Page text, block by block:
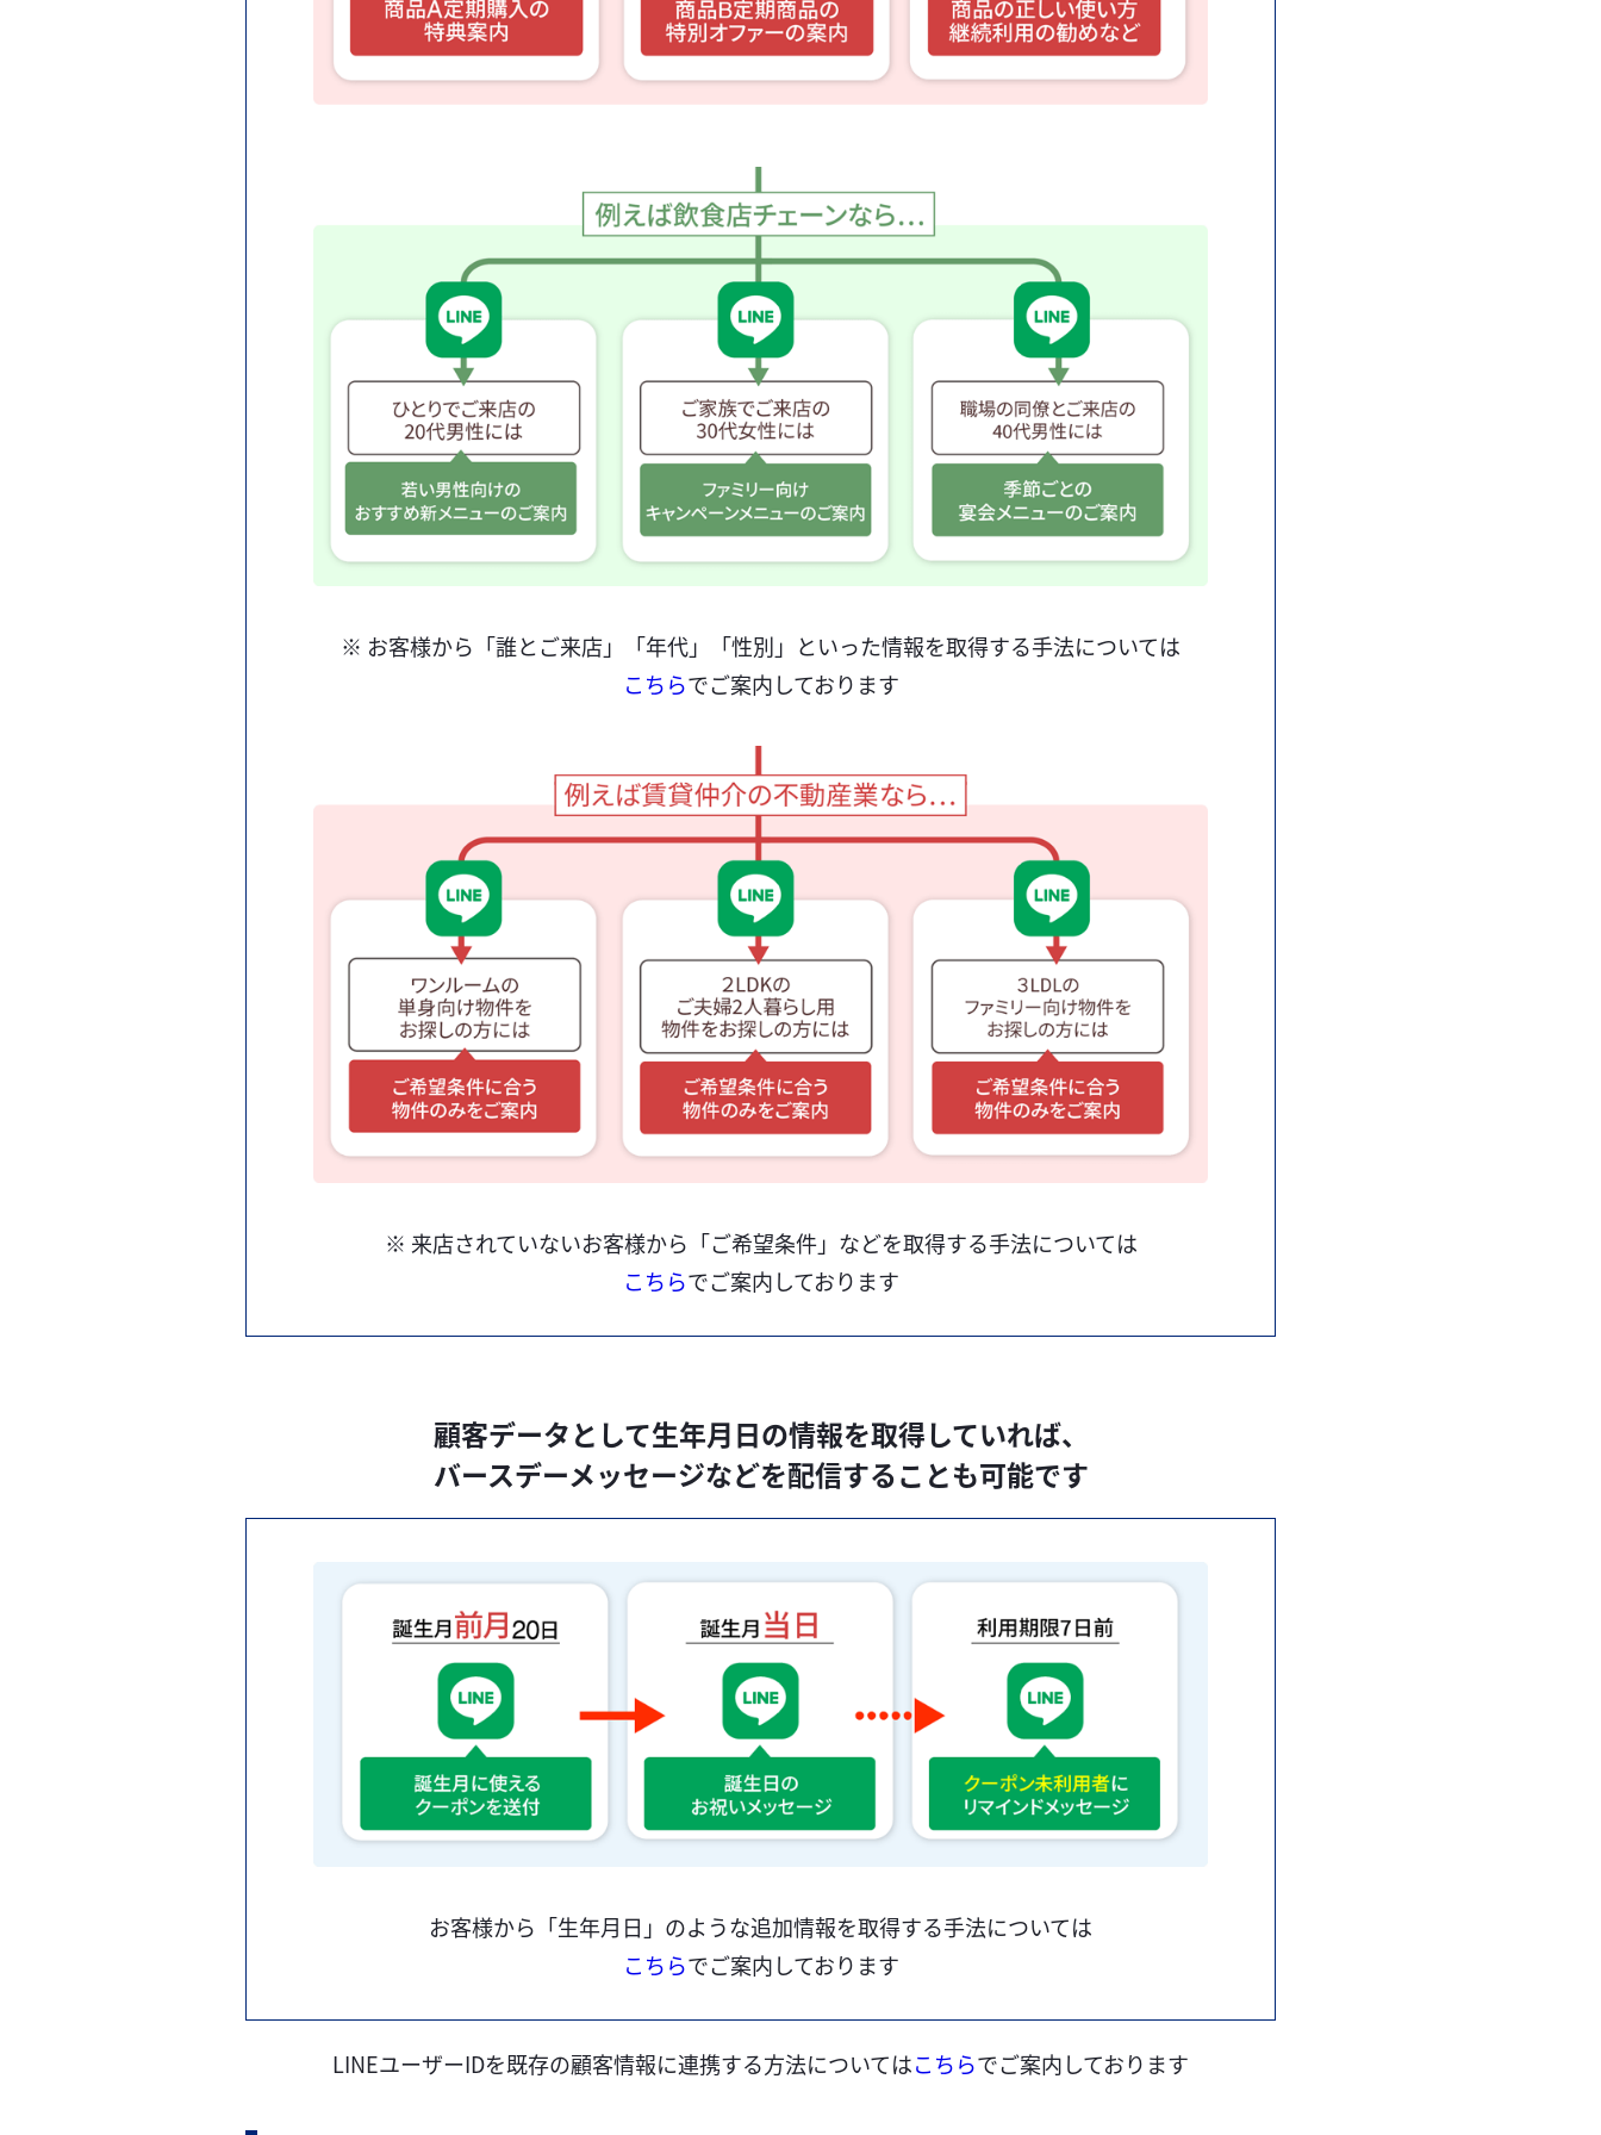
※ お客様から「誰とご来店」「年代」「性別」といった情報を取得する手法については
こちらでご案内しております
※ 来店されていないお客様から「ご希望条件」などを取得する手法については
こちらでご案内しております
顧客データとして生年月日の情報を取得していれば、
バースデーメッセージなどを配信することも可能です
お客様から「生年月日」のような追加情報を取得する手法については
こちらでご案内しております
LINEユーザーIDを既存の顧客情報に連携する方法についてはこちらでご案内しております